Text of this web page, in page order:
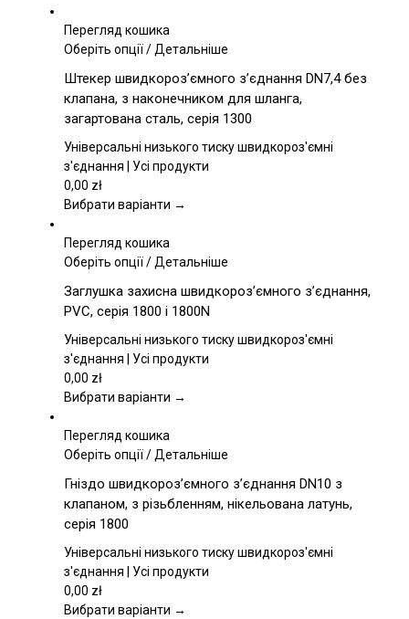
Перегляд кошика
Оберіть опціїЦей
має
кілька
варіантів.
Параметри
можна
на
товару
/Детальніше
Штекер швидкороз’ємного з’єднання DN7,4 без
клапана, з наконечником для шланга,
загартована сталь, серія 1300
Універсальні низького тиску швидкороз'ємні
з'єднання | Усі продукти
0,00 zł
Вибрати варіанти →
Перегляд кошика
Оберіть опціїЦей
має
кілька
варіантів.
Параметри
вибрати
сторінці
товару
/Детальніше
Заглушка захисна швидкороз’ємного з’єднання,
PVC, серія 1800 і 1800N
Універсальні низького тиску швидкороз'ємні
з'єднання | Усі продукти
0,00 zł
Вибрати варіанти →
Перегляд кошика
Оберіть опціїЦей
має
кілька
Параметри
можна
на
/Детальніше
Гніздо швидкороз’ємного з’єднання DN10 з
клапаном, з різьбленням, нікельована латунь,
серія 1800
Універсальні низького тиску швидкороз'ємні
з'єднання | Усі продукти
0,00 zł
Вибрати варіанти →